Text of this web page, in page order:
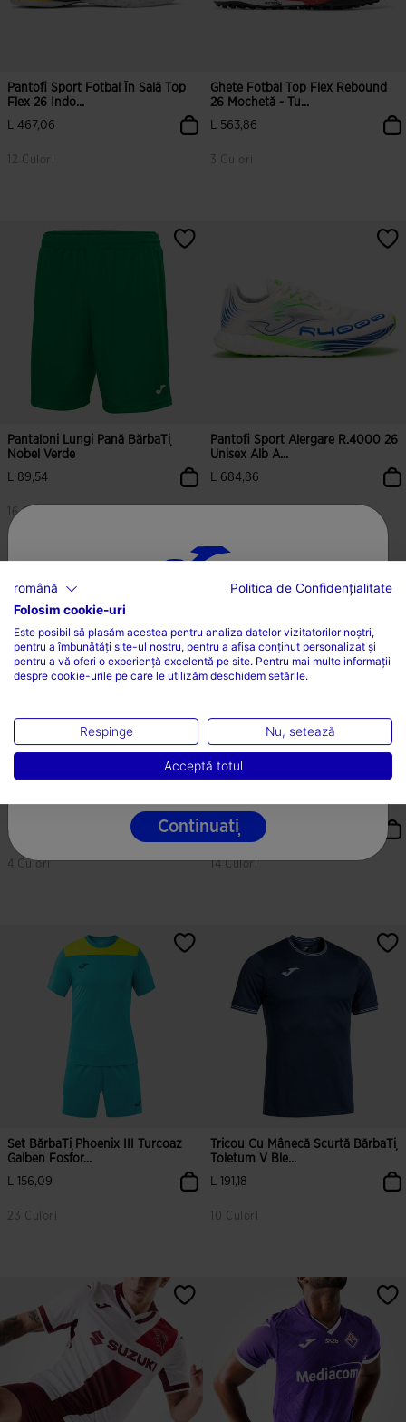
Pantofi Sport Fotbal În Sală Top
Flex 26 Indo...
L 467,06
12 Culori
5 din 5 evaluări ale clienților
Ghete Fotbal Top Flex Rebound
26 Mochetă - Tu...
L 563,86
3 Culori
3,5 din 5 evaluări ale clienților
Pantaloni Lungi Pană BărbaȚi
Nobel Verde
L 89,54
16 Culori
4,7 din 5 evaluări ale clienților
Pantofi Sport Alergare R.4000 26
Unisex Alb A...
L 684,86
3,8 din 5 evaluări ale clienților
- Turf Negru
L 453,75
4 Culori
3,9 din 5 evaluări ale clienților
Negru
L 233,53
14 Culori
4,5 din 5 evaluări ale clienților
Set BărbaȚi Phoenix III Turcoaz
Galben Fosfor...
L 156,09
23 Culori
5 din 5 evaluări ale clienților
Tricou Cu Mânecă Scurtă BărbaȚi
Toletum V Ble...
L 191,18
10 Culori
5 din 5 evaluări ale clienților
ALEGEȚI ȚARA ȘI LIMBA
Țară
Limbă
Română
Continuați
română
Politica de Confidențialitate
Folosim cookie-uri
Este posibil să plasăm acestea pentru analiza datelor vizitatorilor noștri,
pentru a îmbunătăți site-ul nostru, pentru a afișa conținut personalizat și
pentru a vă oferi o experiență excelentă pe site. Pentru mai multe informații
despre cookie-urile pe care le utilizăm deschidem setările.
Respinge Nu, setează
Acceptă totul